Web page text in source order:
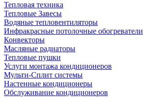
Тепловая техника
Тепловые Завесы
Водяные тепловентиляторы
Инфракрасные потолочные обогреватели
Конвекторы
Масляные радиаторы
Тепловые пушки
Услуги монтажа кондиционеров
Мульти-Сплит системы
Настенные кондиционеры
Обслуживание кондиционеров